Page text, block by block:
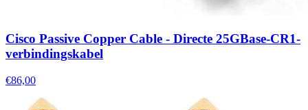
Cisco Passive Copper Cable - Directe 25GBase-CR1-
verbindingskabel
€86,00